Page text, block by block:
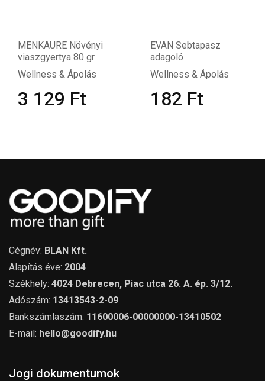
MENKAURE Növényi
viaszgyertya 80 gr
Wellness & Ápolás
3 129 Ft
EVAN Sebtapasz
adagoló
Wellness & Ápolás
182 Ft
Cégnév: BLAN Kft.
Alapítás éve: 2004
Székhely: 4024 Debrecen, Piac utca 26. A. ép. 3/12.
Adószám: 13413543-2-09
Bankszámlaszám: 11600006-00000000-13410502
E-mail: hello@goodify.hu
Jogi dokumentumok